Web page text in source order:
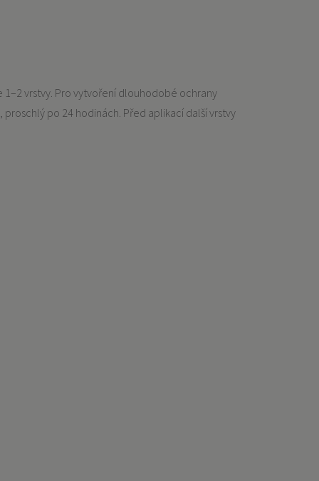
1–2 vrstvy. Pro vytvoření dlouhodobé ochrany
po 24 hodinách. Před aplikací další vrstvy